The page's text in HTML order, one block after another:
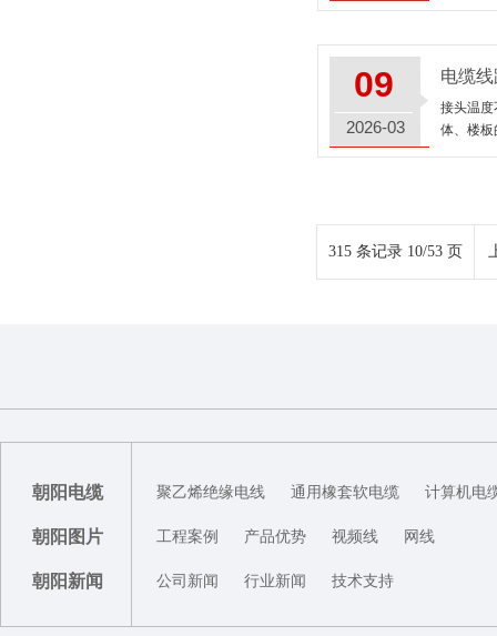
09
2026-03
电缆
接头温度
体、楼板
315 条记录 10/53 页
朝阳电缆 聚乙烯绝缘电线 通用橡套软电缆 计算机电
朝阳图片 工程案例 产品优势 视频线 网线
朝阳新闻 公司新闻 行业新闻 技术支持